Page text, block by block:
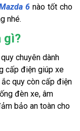
6 nào tốt cho
nhé.
gì?
chuyên dành
cấp điện giúp xe
quy còn cấp điện
đèn xe, âm
bảo an toàn cho